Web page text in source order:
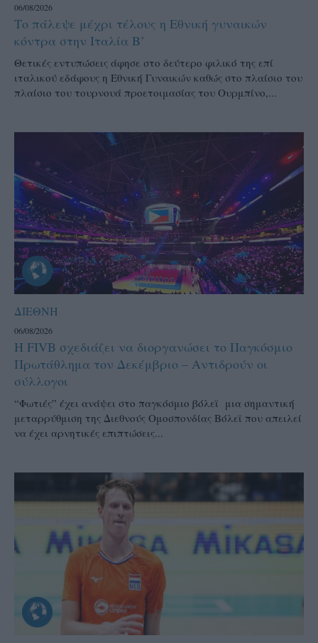
06/08/2026
Το πάλεψε μέχρι τέλους η Εθνική γυναικών
κόντρα στην Ιταλία Β’
Θετικές εντυπώσεις άφησε στο δεύτερο φιλικό της επί
ιταλικού εδάφους η Εθνική Γυναικών καθώς στο πλαίσιο του
πλαίσιο του τουρνουά προετοιμασίας του Ουρμπίνο,...
ΔΙΕΘΝΗ
06/08/2026
Η FIVB σχεδιάζει να διοργανώσει το Παγκόσμιο
Πρωτάθλημα τον Δεκέμβριο – Αντιδρούν οι
σύλλογοι
“Φωτιές” έχει ανάψει στο παγκόσμιο βόλεϊ μια σημαντική
μεταρρύθμιση της Διεθνούς Ομοσπονδίας Βόλεϊ που απειλεί
να έχει αρνητικές επιπτώσεις...